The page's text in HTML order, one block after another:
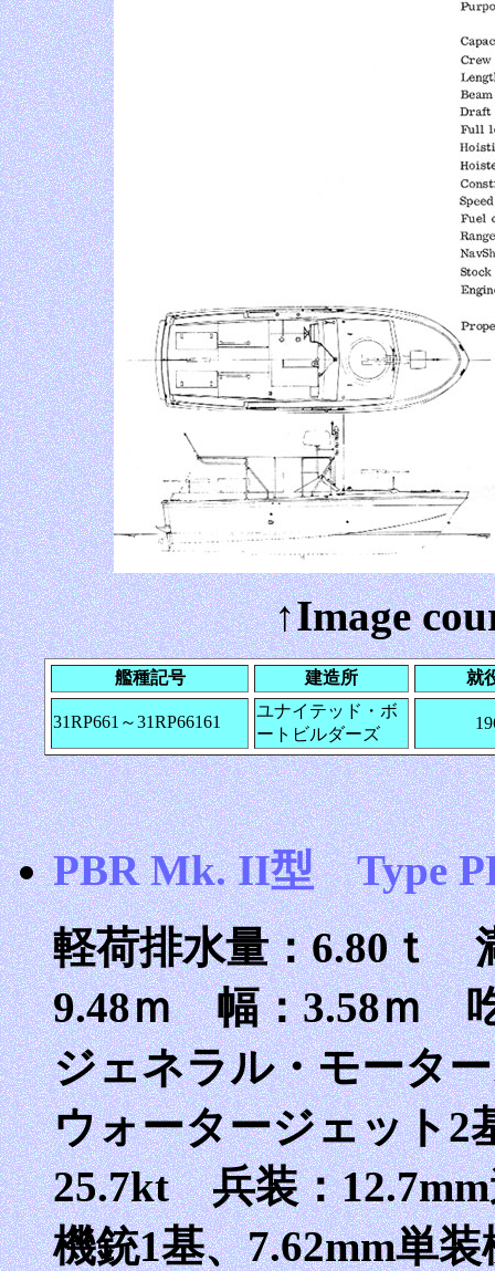
↑Image
艦種記号 建造所 就
31RP661～31RP66161
ユナイテッド・ボ
ートビルダーズ
PBR Mk. II型 Type
軽荷排水量：6.80ｔ
9.48ｍ 幅：3.58ｍ
ジェネラル・モータ
ウォータージェット
25.7kt 兵装：12.7mm
機銃1基、7.62mm単